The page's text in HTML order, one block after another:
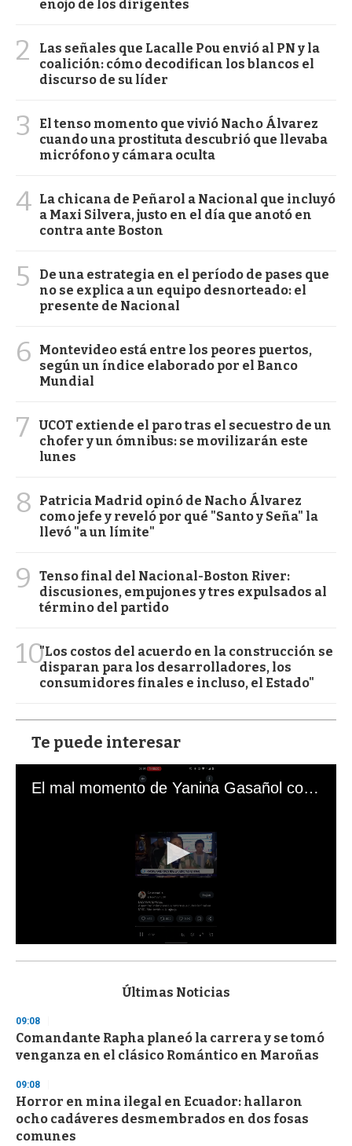
enojo de los dirigentes
2
Las señales que Lacalle Pou envió al PN y la
coalición: cómo decodifican los blancos el
discurso de su líder
3
El tenso momento que vivió Nacho Álvarez
cuando una prostituta descubrió que llevaba
micrófono y cámara oculta
4 La chicana de Peñarol a Nacional que incluyó
a Maxi Silvera, justo en el día que anotó en
contra ante Boston
5
De una estrategia en el período de pases que
no se explica a un equipo desnorteado: el
presente de Nacional
6
Montevideo está entre los peores puertos,
según un índice elaborado por el Banco
Mundial
7
UCOT extiende el paro tras el secuestro de un
chofer y un ómnibus: se movilizarán este
lunes
8
Patricia Madrid opinó de Nacho Álvarez
como jefe y reveló por qué "Santo y Seña" la
llevó "a un límite"
9
Tenso final del Nacional-Boston River:
discusiones, empujones y tres expulsados al
término del partido
10"Los costos del acuerdo en la construcción se
disparan para los desarrolladores, los
consumidores finales e incluso, el Estado"
Te puede interesar
El mal momento de Yanina Gasañol con un hincha argentino en "Subrayado"
s
d
s
o
f
3
s
c
o
Últimas Noticias
09:08
Comandante Rapha planeó la carrera y se tomó
venganza en el clásico Romántico en Maroñas
09:08
Horror en mina ilegal en Ecuador: hallaron
ocho cadáveres desmembrados en dos fosas
comunes